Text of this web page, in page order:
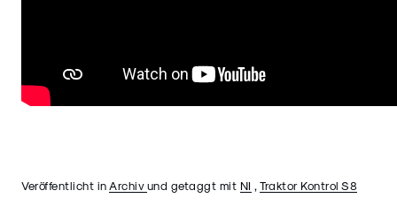
Veröffentlicht in Archiv und getaggt mit NI Traktor Kontrol S8